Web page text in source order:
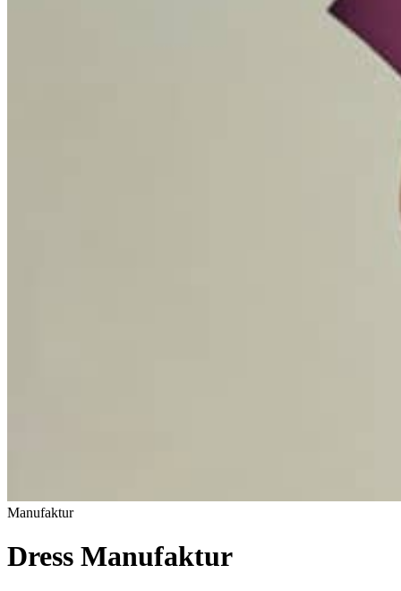
Manufaktur
Dress Manufaktur